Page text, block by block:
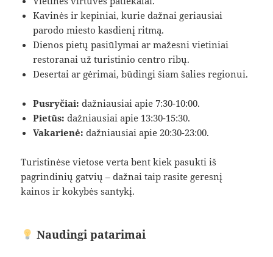
Kavinės ir kepiniai, kurie dažnai geriausiai
parodo miesto kasdienį ritmą.
Dienos pietų pasiūlymai ar mažesni vietiniai
restoranai už turistinio centro ribų.
Desertai ar gėrimai, būdingi šiam šalies regionui.
Pusryčiai: dažniausiai apie 7:30-10:00.
Pietūs: dažniausiai apie 13:30-15:30.
Vakarienė: dažniausiai apie 20:30-23:00.
Turistinėse vietose verta bent kiek pasukti iš
pagrindinių gatvių – dažnai taip rasite geresnį
kainos ir kokybės santykį.
Naudingi patarimai